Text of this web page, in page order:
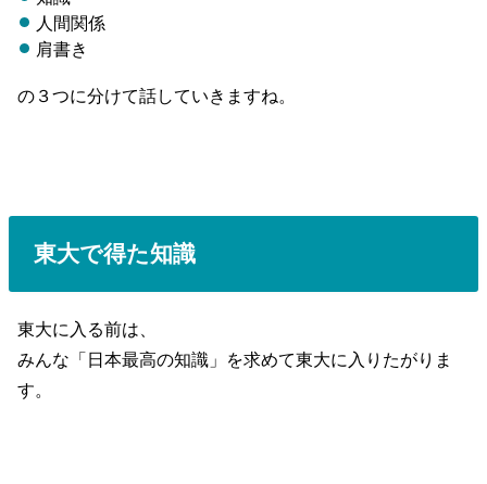
人間関係
肩書き
の３つに分けて話していきますね。
東大で得た知識
東大に入る前は、
みんな「日本最高の知識」を求めて東大に入りたがりま
す。